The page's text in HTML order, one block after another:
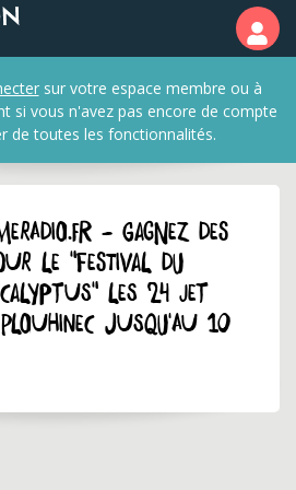
sur votre espace membre ou à
si vous n'avez pas encore de compte
de toutes les fonctionnalités.
- Gagnez des
le "Festival du
les 24 jet
jusqu'au 10